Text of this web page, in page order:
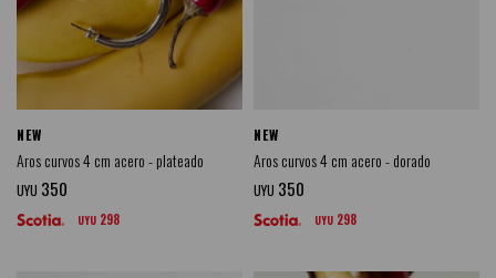
NEW
Aros curvos 4 cm acero - plateado
UYU 350
UYU 298
NEW
Aros curvos 4 cm acero - dorado
UYU 350
UYU 298